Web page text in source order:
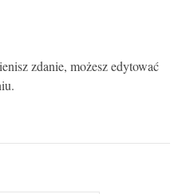
zdanie, możesz edytować